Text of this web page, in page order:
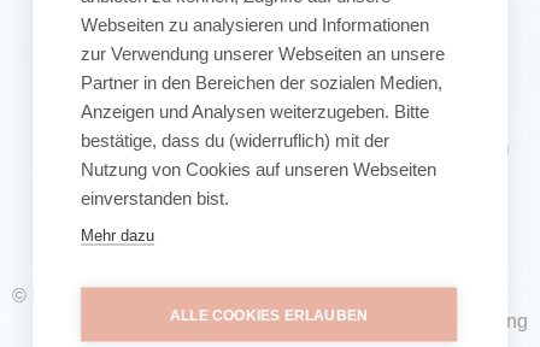
Arbeit
Wir sind in wenigen Tagen wieder für Dich
da!
© kinderleichtesleben.de | Alle Rechte vorbehalten
Impressum&Datenschutzerklärung
Webseiten zu analysieren und Informationen
zur Verwendung unserer Webseiten an unsere
Partner in den Bereichen der sozialen Medien,
Anzeigen und Analysen weiterzugeben. Bitte
bestätige, dass du (widerruflich) mit der
Nutzung von Cookies auf unseren Webseiten
einverstanden bist.
Mehr dazu
ALLE COOKIES ERLAUBEN